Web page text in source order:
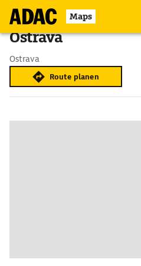
Maps
Ostrava
Ostrava
Route planen